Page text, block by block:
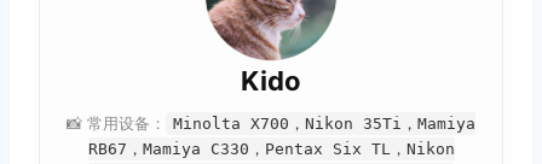
Kido
📸 常用设备：
Minolta X700，Nikon 35Ti，Mamiya
RB67，Mamiya C330，Pentax Six TL，Nikon